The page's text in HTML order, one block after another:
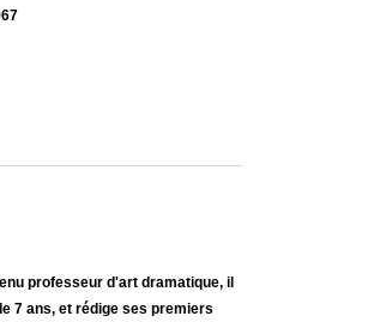
professeur d'art dramatique, il
7 ans, et rédige ses premiers